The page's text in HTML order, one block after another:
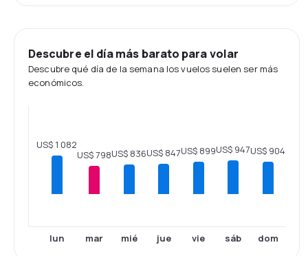
Descubre el día más barato para volar
Descubre qué día de la semana los vuelos suelen ser más
económicos.
US$ 1 082
lun
US$ 798
mar
US$ 836
mié
US$ 847
jue
US$ 899
vie
US$ 947
sáb
US$ 904
dom